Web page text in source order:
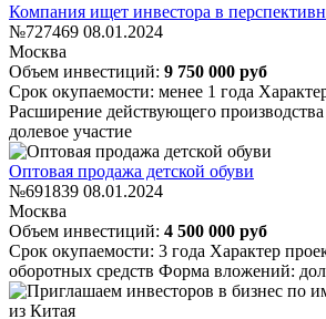
Компания ищет инвестора в
№727469 08.01.2024
Москва
Объем инвестиций: 9 750 000 руб
Срок окупаемости: менее 1 года
Расширение действующего производства
долевое участие
Оптовая продажа детской обуви
№691839 08.01.2024
Москва
Объем инвестиций: 4 500 000 руб
Срок окупаемости: 3 года Характер
оборотных средств Форма вложений: